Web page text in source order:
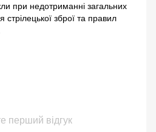
при недотриманні загальних
стрілецької зброї та правил
перший відгук